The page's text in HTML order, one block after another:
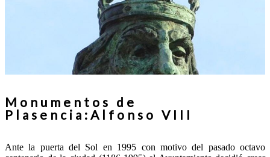
Monumentos de
Plasencia:Alfonso VIII
Ante la puerta del Sol en 1995 con motivo del pasado octavo